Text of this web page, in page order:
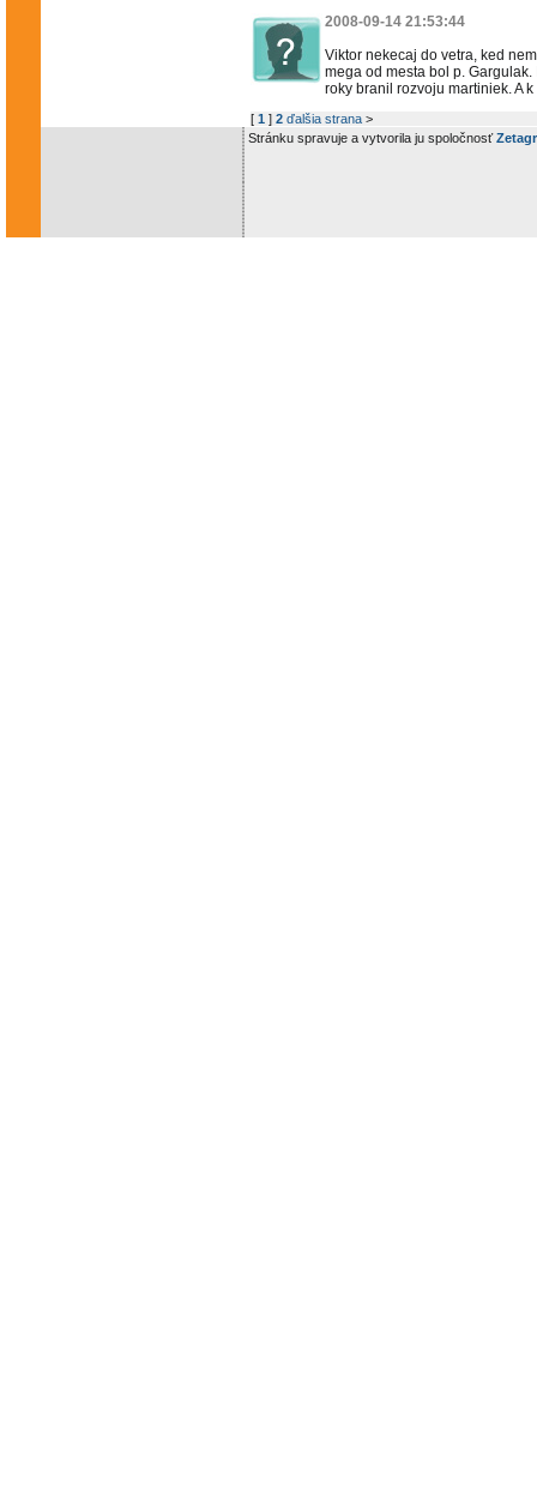
2008-09-14 21:53:44
Viktor nekecaj do vetra, ked
mega od mesta bol p.
roky branil rozvoju martiniek. A
[ 1 ] 2 ďalšia strana >
Stránku spravuje a vytvorila ju spoločnosť